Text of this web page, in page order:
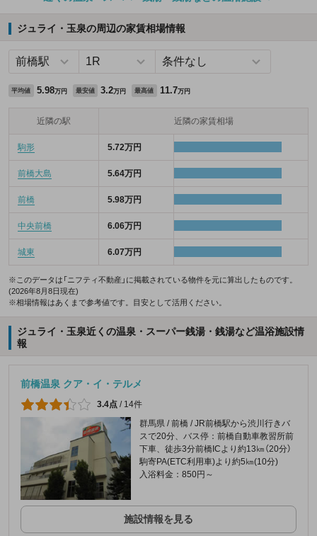
ジュライ・玉泉の周辺の家賃相場情報
平均値 5.98万円 最安値 3.2万円 最高値 11.7万円
近隣の駅 近隣の家賃相場
駒形 5.72万円
前橋大島 5.64万円
前橋 5.98万円
中央前橋 6.06万円
城東 6.07万円
※このデータは「ニフティ不動産」に掲載されている物件を元に算出したものです。
(2026年8月8日現在)
※相場情報はあくまで参考値です。目安として活用ください。
ジュライ・玉泉近くの温泉・スーパー銭湯・銭湯など温浴施設情
報
前橋温泉 クア・イ・テルメ
3.4点 / 14件
群馬県 / 前橋 / JR前橋駅から渋川行きバ
スで20分、バス停：前橋自動車教習所前
下車、徒歩3分前橋ICより約13㎞（20分）
駒寄PA(ETC利用車)より約5㎞(10分)
入浴料金：850円～
施設情報を見る